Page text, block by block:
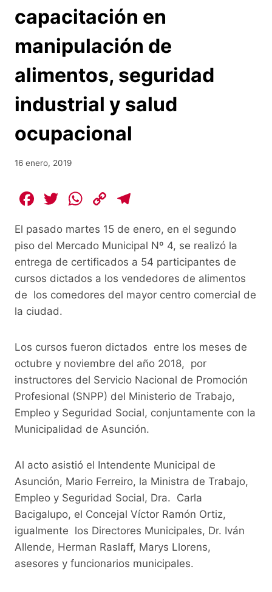
capacitación en
manipulación de
alimentos, seguridad
industrial y salud
ocupacional
16 enero, 2019
F
c
e
b
o
o
T
itt
er
W
at
s
A
p
C
p
y
Li
n
e
gr
a
m
El pasado martes 15 de enero, en el segundo
piso del Mercado Municipal Nº 4, se realizó la
entrega de certificados a 54 participantes de
cursos dictados a los vendedores de alimentos
de los comedores del mayor centro comercial de
la ciudad.
Los cursos fueron dictados entre los meses de
octubre y noviembre del año 2018, por
instructores del Servicio Nacional de Promoción
Profesional (SNPP) del Ministerio de Trabajo,
Empleo y Seguridad Social, conjuntamente con la
Municipalidad de Asunción.
Al acto asistió el Intendente Municipal de
Asunción, Mario Ferreiro, la Ministra de Trabajo,
Empleo y Seguridad Social, Dra. Carla
Bacigalupo, el Concejal Víctor Ramón Ortiz,
igualmente los Directores Municipales, Dr. Iván
Allende, Herman Raslaff, Marys Llorens,
asesores y funcionarios municipales.